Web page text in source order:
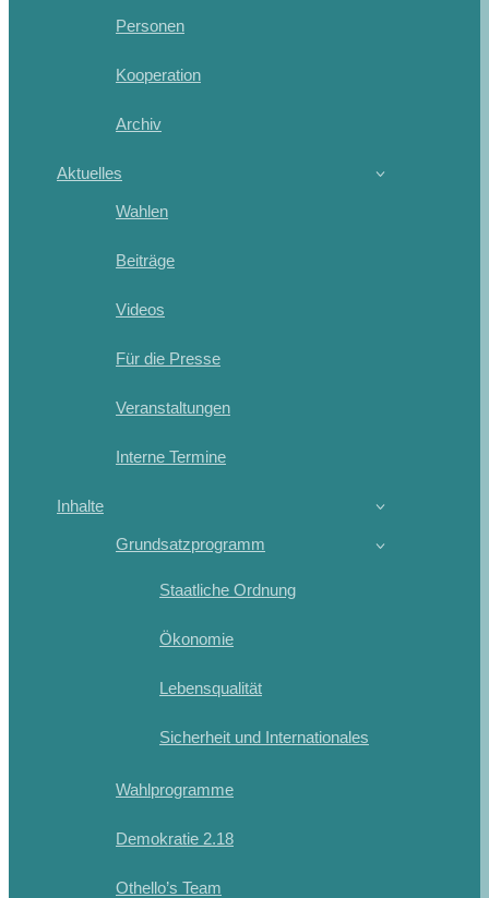
Personen
Kooperation
Archiv
Aktuelles
Wahlen
Beiträge
Videos
Für die Presse
Veranstaltungen
Interne Termine
Inhalte
Grundsatzprogramm
Staatliche Ordnung
Ökonomie
Lebensqualität
Sicherheit und Internationales
Wahlprogramme
Demokratie 2.18
Othello’s Team